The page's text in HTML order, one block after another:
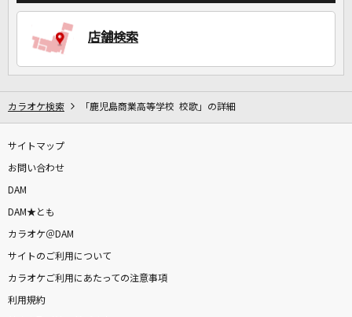
カラオケをもっと楽しもう！
店舗検索
カラオケ検索 「鹿児島商業高等学校 校歌」の詳細
サイトマップ
お問い合わせ
DAM
DAM★とも
カラオケ＠DAM
サイトのご利用について
カラオケご利用にあたっての注意事項
利用規約